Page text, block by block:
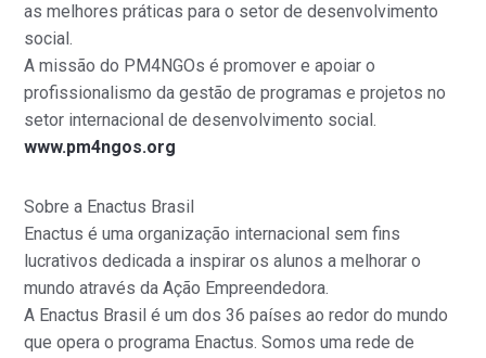
as melhores práticas para o setor de desenvolvimento
social.
A missão do PM4NGOs é promover e apoiar o
profissionalismo da gestão de programas e projetos no
setor internacional de desenvolvimento social.
www.pm4ngos.org
Sobre a Enactus Brasil
Enactus é uma organização internacional sem fins
lucrativos dedicada a inspirar os alunos a melhorar o
mundo através da Ação Empreendedora.
A Enactus Brasil é um dos 36 países ao redor do mundo
que opera o programa Enactus. Somos uma rede de